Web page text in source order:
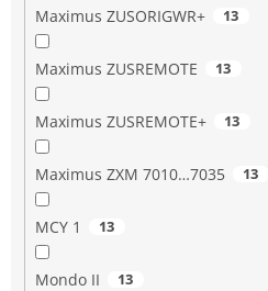
Maximus ZUSORIGWR+ 13
Maximus ZUSREMOTE 13
Maximus ZUSREMOTE+ 13
Maximus ZXM 7010…7035 13
MCY 1 13
Mondo II 13